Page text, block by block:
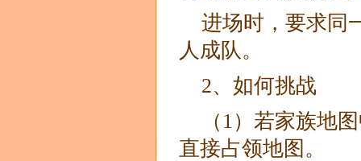
进场时，要求同
人成队。
2、如何挑战
（1）若家族地
直接占领地图。